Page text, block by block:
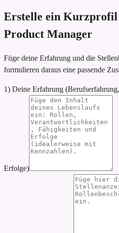
Erstelle ein
Product Manager
Füge deine Erfahrung und die
formulieren daraus eine passende
1) Deine Erfahrung
Erfolge)